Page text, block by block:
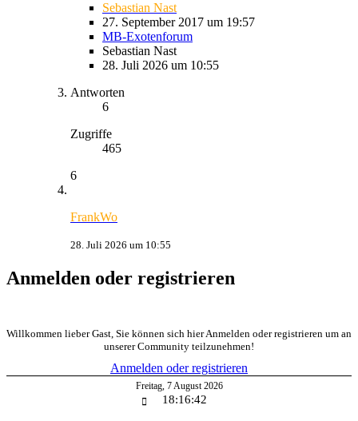
Sebastian Nast
27. September 2017 um 19:57
MB-Exotenforum
Sebastian Nast
28. Juli 2026 um 10:55
Antworten
6
Zugriffe
465
6
FrankWo
28. Juli 2026 um 10:55
Anmelden oder registrieren
Willkommen lieber Gast, Sie können sich hier Anmelden oder registrieren um an
unserer Community teilzunehmen!
Anmelden oder registrieren
Freitag, 7August 2026
18:16:43